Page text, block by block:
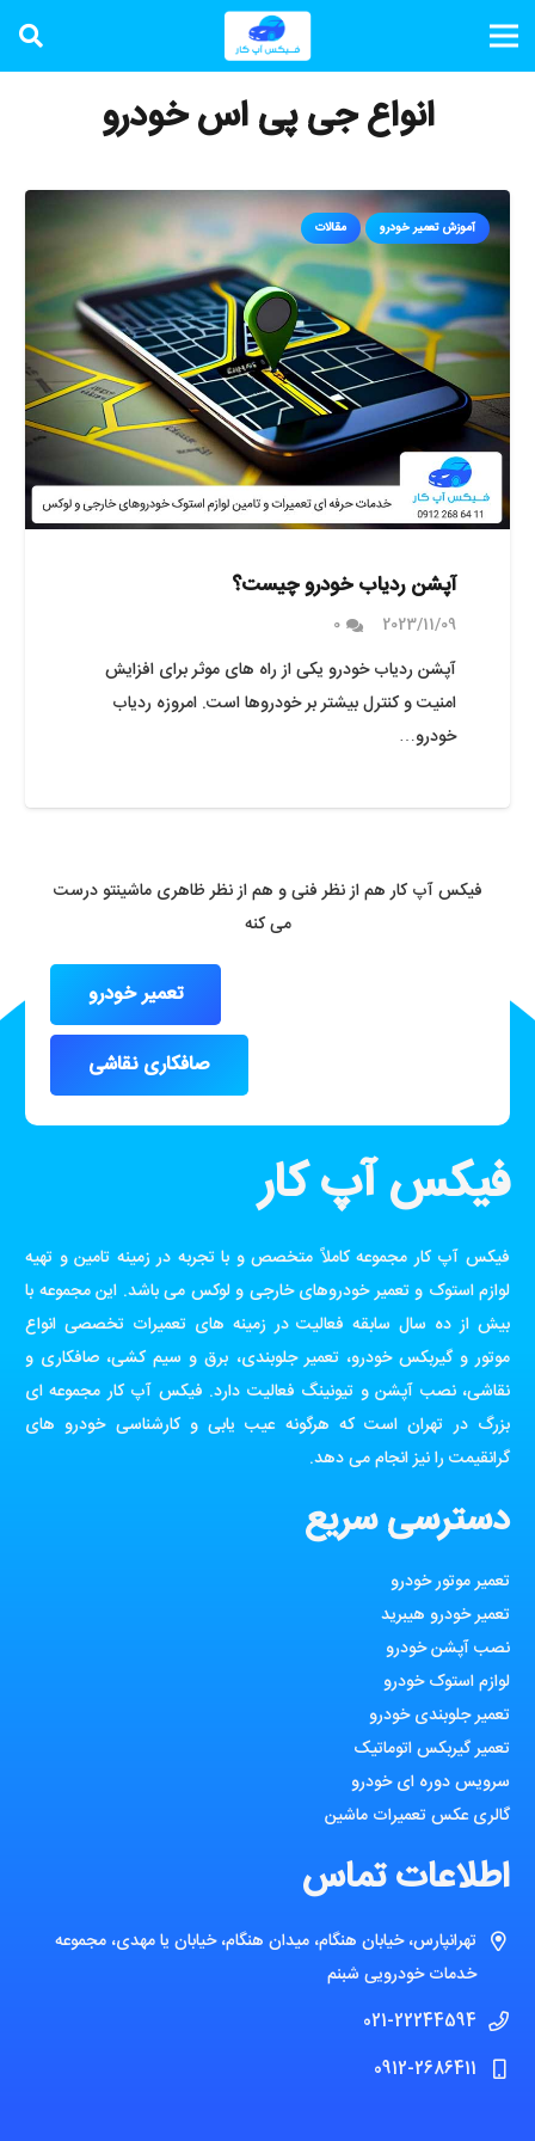
انواع جی پی اس خودرو
آموزش تعمیر خودرو مقالات
آپشن ردیاب خودرو چیست؟
2023/11/09
0
آپشن ردیاب خودرو یکی از راه های موثر برای افزایش
امنیت و کنترل بیشتر بر خودروها است. امروزه ردیاب
خودرو…
فیکس آپ کار هم از نظر فنی و هم از نظر ظاهری ماشینتو درست
می کنه
تعمیر خودرو
صافکاری نقاشی
فیکس آپ کار
فیکس آپ کار مجموعه کاملاً متخصص و با تجربه در زمینه تامین و تهیه
لوازم استوک و تعمیر خودروهای خارجی و لوکس می باشد. این مجموعه با
بیش از ده سال سابقه فعالیت در زمینه های تعمیرات تخصصی انواع
موتور و گیربکس خودرو، تعمیر جلوبندی، برق و سیم کشی، صافکاری و
نقاشی، نصب آپشن و تیونینگ فعالیت دارد. فیکس آپ کار مجموعه ای
بزرگ در تهران است که هرگونه عیب یابی و کارشناسی خودرو های
گرانقیمت را نیز انجام می دهد.
دسترسی سریع
تعمیر موتور خودرو
تعمیر خودرو هیبرید
نصب آپشن خودرو
لوازم استوک خودرو
تعمیر جلوبندی خودرو
تعمیر گیربکس اتوماتیک
سرویس دوره ای خودرو
گالری عکس تعمیرات ماشین
اطلاعات تماس
تهرانپارس، خیابان هنگام، میدان هنگام، خیابان یا مهدی، مجموعه
خدمات خودرویی شبنم
021-22244594
0912-2686411